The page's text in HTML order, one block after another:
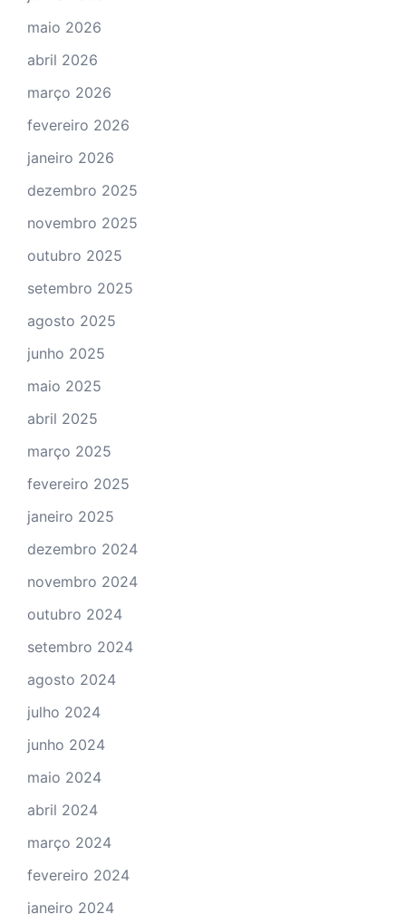
maio 2026
abril 2026
março 2026
fevereiro 2026
janeiro 2026
dezembro 2025
novembro 2025
outubro 2025
setembro 2025
agosto 2025
junho 2025
maio 2025
abril 2025
março 2025
fevereiro 2025
janeiro 2025
dezembro 2024
novembro 2024
outubro 2024
setembro 2024
agosto 2024
julho 2024
junho 2024
maio 2024
abril 2024
março 2024
fevereiro 2024
janeiro 2024